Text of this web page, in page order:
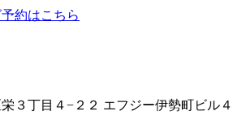
約はこちら
３丁目４−２２ エフジー伊勢町ビル４